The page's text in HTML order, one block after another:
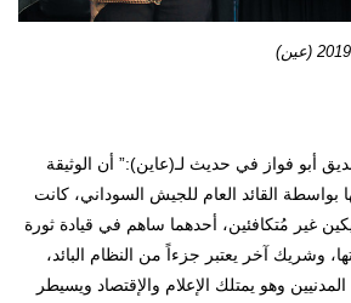
أبو فواز في حديث لـ(عاين):” أن الوثيقة
بواسطة القائد العام للجيش السوداني، كانت
غير مُتكافئين، أحدهما ساهم في قيادة ثورة
وشريك آخر يعتبر جزءاً من النظام البائد،
وهو يمتلك الإعلام والإقتصاد ويسيطر